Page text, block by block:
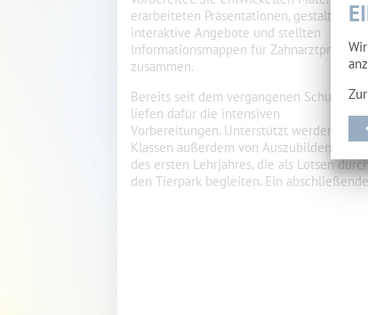
erarbeiteten Präsentationen, gestalteten
interaktive Angebote und stellten
Informationsmappen für Zahnarztpraxen
zusammen.
Bereits seit dem vergangenen Schuljahr
liefen dafür die intensiven
Vorbereitungen. Unterstützt werden die
Klassen außerdem von Auszubildenden
des ersten Lehrjahres, die als Lotsen
den Tierpark begleiten. Ein
Zur